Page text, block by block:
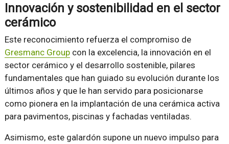
Innovación y sostenibilidad en el sector
cerámico
Este reconocimiento refuerza el compromiso de
Gresmanc Groupcon la excelencia, la innovación en el
sector cerámico y el desarrollo sostenible, pilares
fundamentales que han guiado su evolución durante los
últimos años y que le han servido para posicionarse
como pionera en la implantación de una cerámica activa
para pavimentos, piscinas y fachadas ventiladas.
Asimismo, este galardón supone un nuevo impulso para